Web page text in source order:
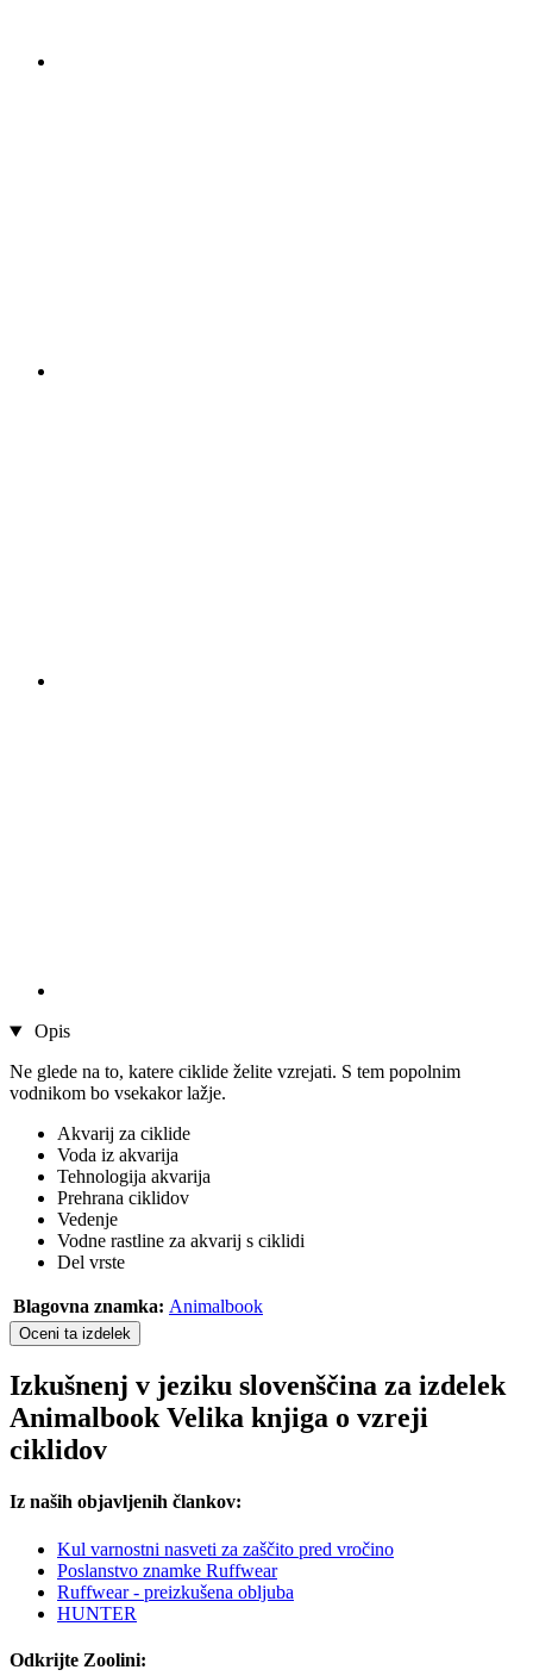
Opis
Ne glede na to, katere ciklide želite vzrejati. S tem popolnim
vodnikom bo vsekakor lažje.
Akvarij za ciklide
Voda iz akvarija
Tehnologija akvarija
Prehrana ciklidov
Vedenje
Vodne rastline za akvarij s ciklidi
Del vrste
Blagovna znamka: Animalbook
Oceni ta izdelek
Izkušnenj v jeziku slovenščina za izdelek
Animalbook Velika knjiga o vzreji
ciklidov
Iz naših objavljenih člankov:
Kul varnostni nasveti za zaščito pred vročino
Poslanstvo znamke Ruffwear
Ruffwear - preizkušena obljuba
HUNTER
Odkrijte Zoolini: